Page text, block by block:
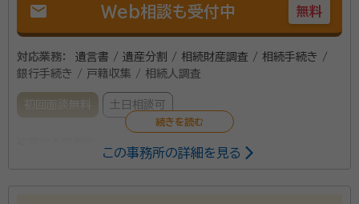
mail Web相談も受付中 無料
対応業務：
遺言書 / 遺産分割 / 相続財産調査 / 相続手続き /
銀行手続き / 戸籍収集 / 相続人調査
初回面談無料 土日相談可
この事務所の詳細を見る